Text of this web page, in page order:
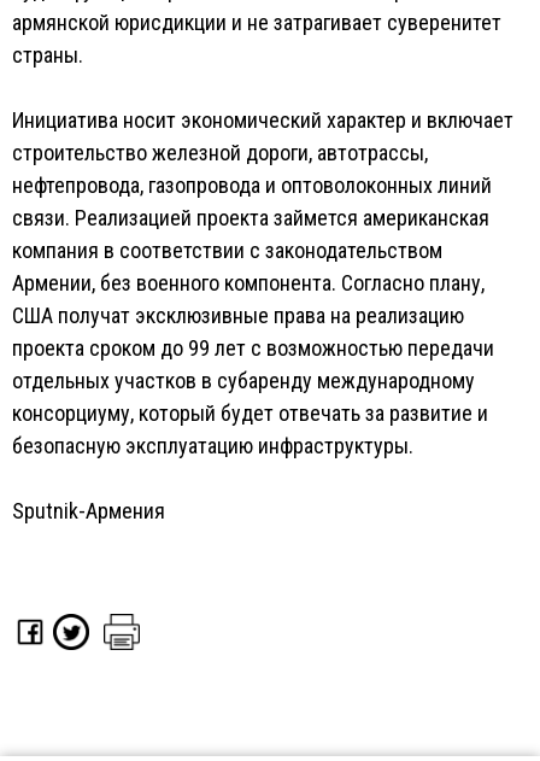
армянской юрисдикции и не затрагивает суверенитет
страны.
Инициатива носит экономический характер и включает
строительство железной дороги, автотрассы,
нефтепровода, газопровода и оптоволоконных линий
связи. Реализацией проекта займется американская
компания в соответствии с законодательством
Армении, без военного компонента. Согласно плану,
США получат эксклюзивные права на реализацию
проекта сроком до 99 лет с возможностью передачи
отдельных участков в субаренду международному
консорциуму, который будет отвечать за развитие и
безопасную эксплуатацию инфраструктуры.
Sputnik-Армения